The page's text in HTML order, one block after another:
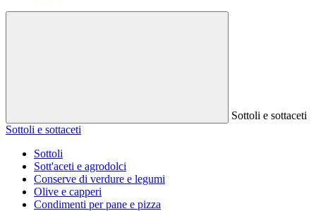
Sottoli e sottaceti
Sottoli e sottaceti
Sottoli
Sott'aceti e agrodolci
Conserve di verdure e legumi
Olive e capperi
Condimenti per pane e pizza